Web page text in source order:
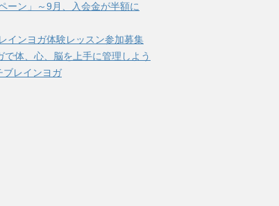
ーン」～9月、入会金が半額に
インヨガ体験レッスン参加募集
体、心、脳を上手に管理しよう
ブレインヨガ